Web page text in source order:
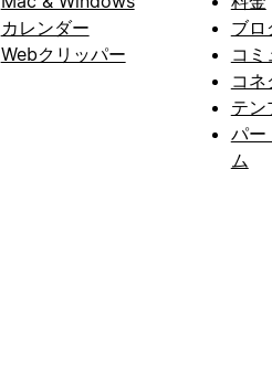
カレンダー
Webクリッパー
ブロ
コミ
コネ
テン
パー
ム